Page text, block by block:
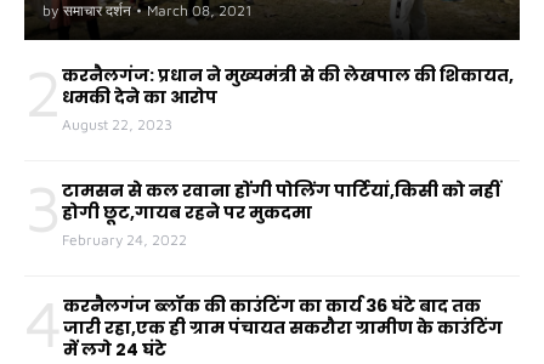
by समाचार दर्शन • March 08, 2021
2 करनैलगंज: प्रधान ने मुख्यमंत्री से की लेखपाल की शिकायत,
धमकी देने का आरोप
August 22, 2023
3 टामसन से कल रवाना होंगी पोलिंग पार्टियां,किसी को नहीं
होगी छूट,गायब रहने पर मुकदमा
February 24, 2022
4 करनैलगंज ब्लॉक की काउंटिंग का कार्य 36 घंटे बाद तक
जारी रहा,एक ही ग्राम पंचायत सकरौरा ग्रामीण के काउंटिंग
में लगे 24 घंटे